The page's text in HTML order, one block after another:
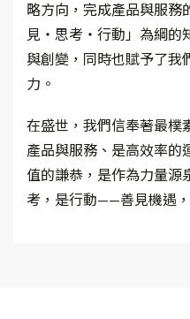
略方向，完成產品與服務
見‧思考‧行動」為綱的
與創變，同時也賦予了我
力。
在盛世，我們信奉著最
產品與服務、是高效率的
值的謙恭，是作為力量源
考，是行動——善見機遇